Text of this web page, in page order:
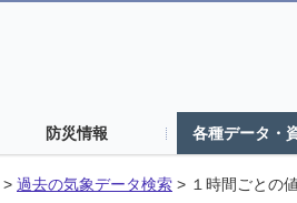
防災情報 各種データ・
> 過去の気象データ検索 > １時間ごとの